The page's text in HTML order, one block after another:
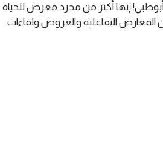
إنها أكثر من مجرد معرض للحياة
المعارض التفاعلية والعروض ولقاءات